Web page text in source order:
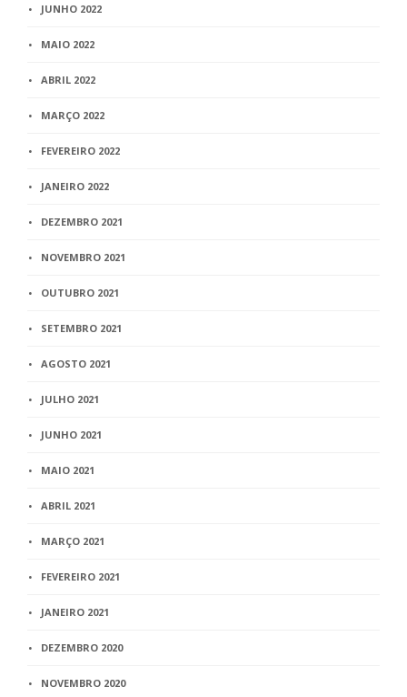
JUNHO 2022
MAIO 2022
ABRIL 2022
MARÇO 2022
FEVEREIRO 2022
JANEIRO 2022
DEZEMBRO 2021
NOVEMBRO 2021
OUTUBRO 2021
SETEMBRO 2021
AGOSTO 2021
JULHO 2021
JUNHO 2021
MAIO 2021
ABRIL 2021
MARÇO 2021
FEVEREIRO 2021
JANEIRO 2021
DEZEMBRO 2020
NOVEMBRO 2020